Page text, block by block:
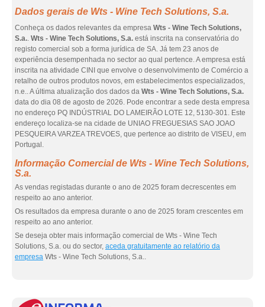
Dados gerais de Wts - Wine Tech Solutions, S.a.
Conheça os dados relevantes da empresa Wts - Wine Tech Solutions,
S.a.. Wts - Wine Tech Solutions, S.a. está inscrita na conservatória do
registo comercial sob a forma jurídica de SA. Já tem 23 anos de
experiência desempenhada no sector ao qual pertence. A empresa está
inscrita na atividade CINI que envolve o desenvolvimento de Comércio a
retalho de outros produtos novos, em estabelecimentos especializados,
n.e.. A última atualização dos dados da Wts - Wine Tech Solutions, S.a.
data do dia 08 de agosto de 2026. Pode encontrar a sede desta empresa
no endereço PQ INDÚSTRIAL DO LAMEIRÃO LOTE 12, 5130-301. Este
endereço localiza-se na cidade de UNIAO FREGUESIAS SAO JOAO
PESQUEIRA VARZEA TREVOES, que pertence ao distrito de VISEU, em
Portugal.
Informação Comercial de Wts - Wine Tech Solutions,
S.a.
As vendas registadas durante o ano de 2025 foram decrescentes em
respeito ao ano anterior.
Os resultados da empresa durante o ano de 2025 foram crescentes em
respeito ao ano anterior.
Se deseja obter mais informação comercial de Wts - Wine Tech
Solutions, S.a. ou do sector, aceda gratuitamente ao relatório da
empresa Wts - Wine Tech Solutions, S.a..